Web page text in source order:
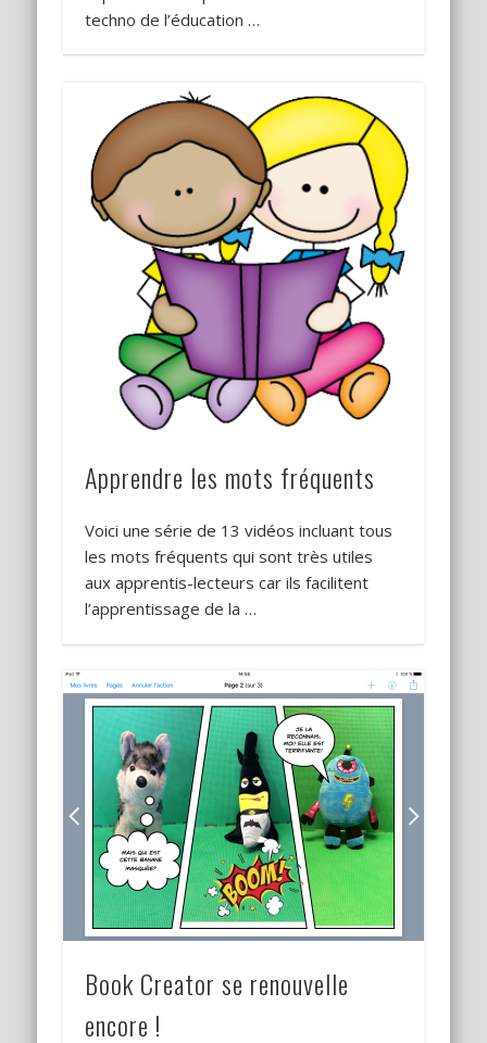
techno de l’éducation …
Apprendre les mots fréquents
Voici une série de 13 vidéos incluant tous
les mots fréquents qui sont très utiles
aux apprentis-lecteurs car ils facilitent
l’apprentissage de la …
Book Creator se renouvelle
encore !